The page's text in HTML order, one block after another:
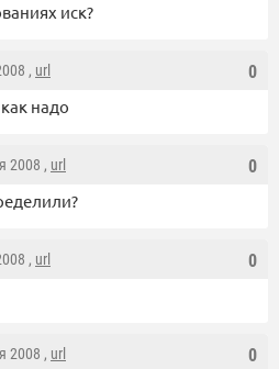
иск?
0
, url
надо
0
2008 , url
0
, url
0
2008 , url